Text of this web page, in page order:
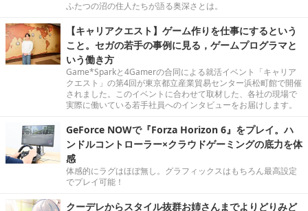
ふたつの沼の住人たちが語る奥深さとは。
【キャリアクエスト】ゲーム作りを仕事にするという
こと。セガの若手の事例に見る，ゲームプログラマと
いう働き方
Game*Sparkと4Gamerの合同による就活イベント「キャリア
クエスト」の第4回が東京都立産業貿易センター浜松町館で開催
されました。このイベントに合わせて取材した、各社の現場で
実際に働いている若手社員へのインタビューをお届けします。
GeForce NOWで『Forza Horizon 6』をプレイ。ハ
ンドルコントローラー×クラウドゲーミングの底力を体
感
体感的にラグはほぼ無し。グラフィックスはもちろん最高設定
でプレイ可能！
クーデレからスタイル抜群お姉さんまでよりどりみど